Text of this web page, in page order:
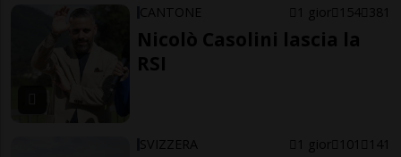
CANTONE 1 gior 154 381
Nicolò Casolini lascia la
RSI
SVIZZERA 1 gior 101 141